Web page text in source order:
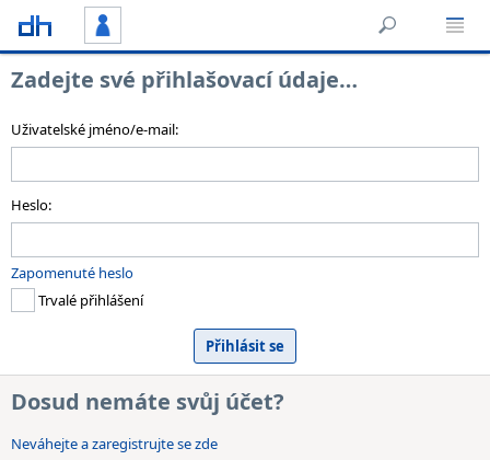
Zadejte své přihlašovací údaje…
Uživatelské jméno/e-mail:
Heslo:
Zapomenuté heslo
Trvalé přihlášení
Dosud nemáte svůj účet?
Neváhejte a zaregistrujte se zde